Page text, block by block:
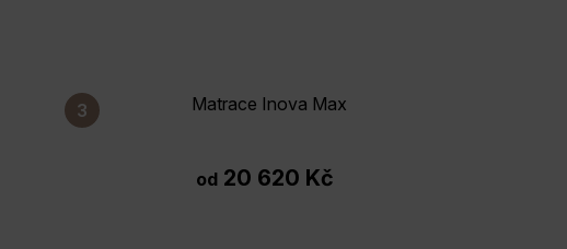
Matrace Inova Max
od 20 620 Kč